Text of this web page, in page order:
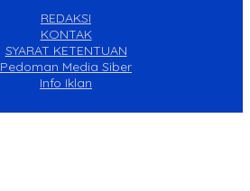
REDAKSI
KONTAK
SYARAT KETENTUAN
Pedoman Media Siber
Info Iklan